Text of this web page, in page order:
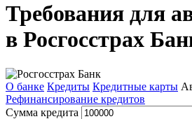
Требования для
в Росгосстрах
О банке Кредиты Кредитные карты
Рефинансирование кредитов
Сумма кредита